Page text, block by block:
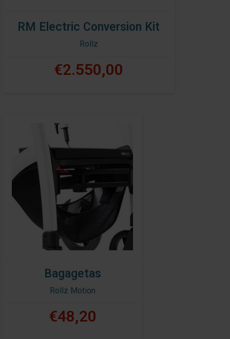
RM Electric Conversion Kit
Rollz
€2.550,00
Bagagetas
Rollz Motion
€48,20